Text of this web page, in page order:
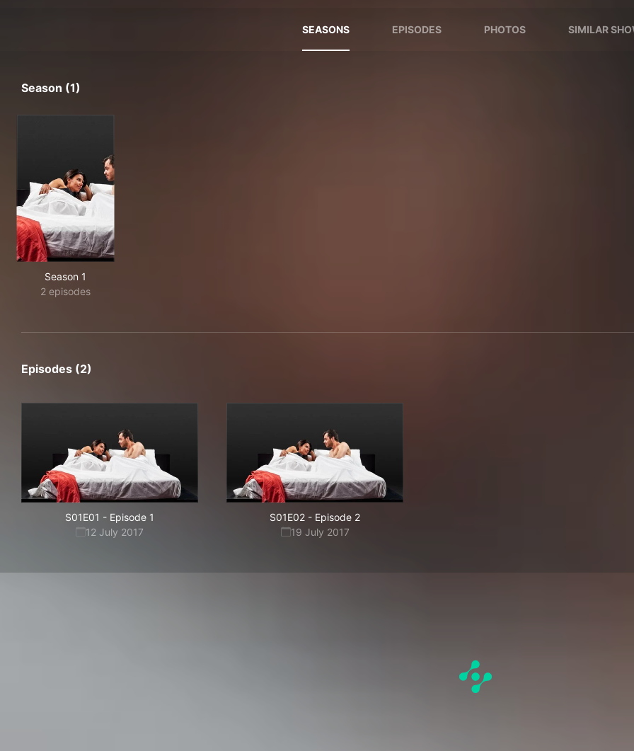
SEASONS EPISODES PHOTOS SIMILAR
Season (1)
Season 1
2 episodes
Episodes (2)
S01E01 - Episode 1
12 July 2017
S01E02 - Episode 2
19 July 2017